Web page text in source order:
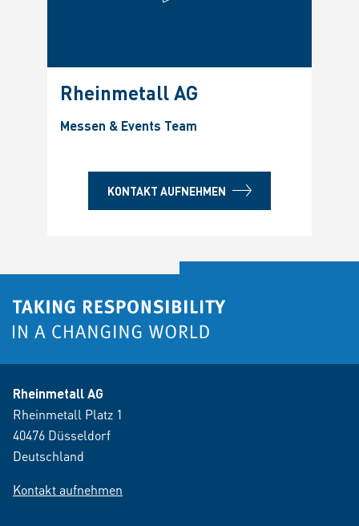
Rheinmetall AG
Messen & Events Team
KONTAKT AUFNEHMEN
Rheinmetall AG
Rheinmetall Platz 1
40476 Düsseldorf
Deutschland
Kontakt aufnehmen